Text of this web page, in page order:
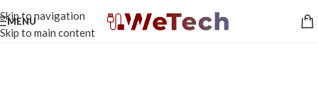
Skip to navigation
Skip to main content
MENU